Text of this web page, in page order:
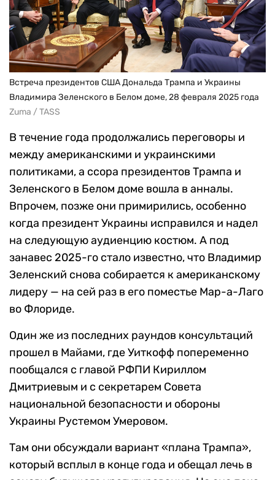
Встреча президентов США Дональда Трампа и Украины
Владимира Зеленского в Белом доме, 28 февраля 2025 года
Zuma / TASS
В течение года продолжались переговоры и
между американскими и украинскими
политиками, а ссора президентов Трампа и
Зеленского в Белом доме вошла в анналы.
Впрочем, позже они примирились, особенно
когда президент Украины исправился и надел
на следующую аудиенцию костюм. А под
занавес 2025-го стало известно, что Владимир
Зеленский снова собирается к американскому
лидеру — на сей раз в его поместье Мар-а-Лаго
во Флориде.
Один же из последних раундов консультаций
прошел в Майами, где Уиткофф попеременно
пообщался с главой РФПИ Кириллом
Дмитриевым и с секретарем Совета
национальной безопасности и обороны
Украины Рустемом Умеровом.
Там они обсуждали вариант «плана Трампа»,
который всплыл в конце года и обещал лечь в